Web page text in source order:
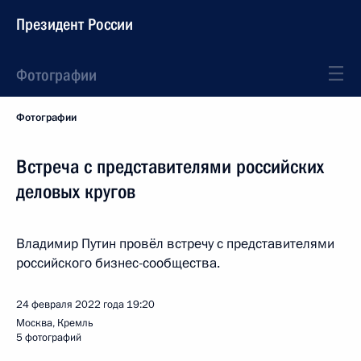
Президент России
Фотографии
Фотографии
Встреча с представителями российских
деловых кругов
Владимир Путин провёл встречу с представителями
российского бизнес-сообщества.
24 февраля 2022 года 19:20
Москва, Кремль
5 фотографий